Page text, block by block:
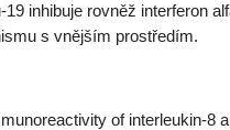
inhibuje rovněž interferon
s vnějším prostředím.
of interleukin-8